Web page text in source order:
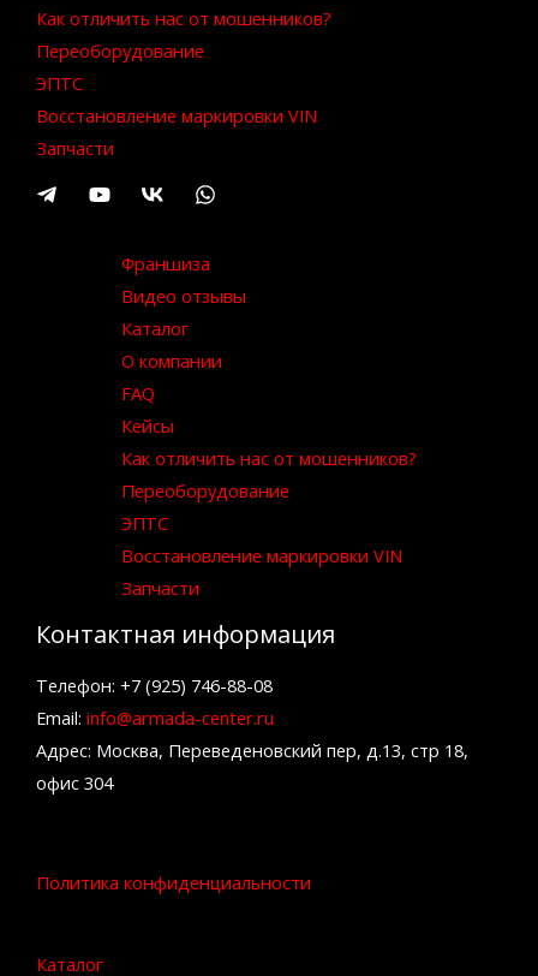
Как отличить нас от мошенников?
Переоборудование
ЭПТС
Восстановление маркировки VIN
Запчасти
Франшиза
Видео отзывы
Каталог
О компании
FAQ
Кейсы
Как отличить нас от мошенников?
Переоборудование
ЭПТС
Восстановление маркировки VIN
Запчасти
Контактная информация
Телефон: +7 (925) 746-88-08
Email: info@armada-center.ru
Адрес: Москва, Переведеновский пер, д.13, стр 18,
офис 304
Политика конфиденциальности
Каталог